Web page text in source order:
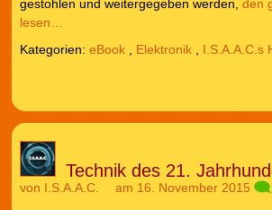
gestohlen und weitergegeben werden, den
lesen…
Kategorien: eBook, Elektronik, I.S.A.A.C.s
Technik des 21.
von I.S.A.A.C. am 16. November 2015